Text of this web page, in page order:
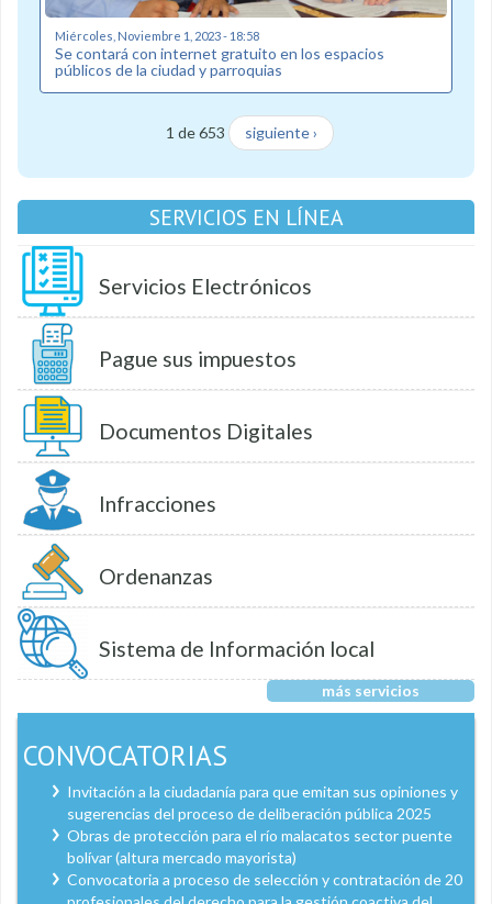
Miércoles, Noviembre 1, 2023 - 18:58
Se contará con internet gratuito en los espacios
públicos de la ciudad y parroquias
1 de 653 siguiente ›
SERVICIOS EN LÍNEA
Servicios Electrónicos
Pague sus impuestos
Documentos Digitales
Infracciones
Ordenanzas
Sistema de Información local
más servicios
CONVOCATORIAS
Invitación a la ciudadanía para que emitan sus opiniones y
sugerencias del proceso de deliberación pública 2025
Obras de protección para el río malacatos sector puente
bolívar (altura mercado mayorista)
Convocatoria a proceso de selección y contratación de 20